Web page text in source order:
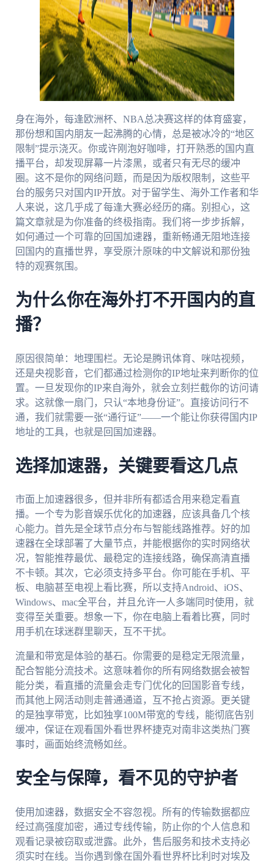
身在海外，每逢欧洲杯、NBA总决赛这样的体育盛宴，
那份想和国内朋友一起沸腾的心情，总是被冰冷的“地区
限制”提示浇灭。你或许刚泡好咖啡，打开熟悉的国内直
播平台，却发现屏幕一片漆黑，或者只有无尽的缓冲
圈。这不是你的网络问题，而是因为版权限制，这些平
台的服务只对国内IP开放。对于留学生、海外工作者和华
人来说，这几乎成了每逢大赛必经历的痛。别担心，这
篇文章就是为你准备的终极指南。我们将一步步拆解，
如何通过一个可靠的回国加速器，重新畅通无阻地连接
回国内的直播世界，享受原汁原味的中文解说和那份独
特的观赛氛围。
为什么你在海外打不开国内的直
播？
原因很简单：地理围栏。无论是腾讯体育、咪咕视频，
还是央视影音，它们都通过检测你的IP地址来判断你的位
置。一旦发现你的IP来自海外，就会立刻拦截你的访问请
求。这就像一扇门，只认“本地身份证”。直接访问行不
通，我们就需要一张“通行证”——一个能让你获得国内IP
地址的工具，也就是回国加速器。
选择加速器，关键要看这几点
市面上加速器很多，但并非所有都适合用来稳定看直
播。一个专为影音娱乐优化的加速器，应该具备几个核
心能力。首先是全球节点分布与智能线路推荐。好的加
速器在全球部署了大量节点，并能根据你的实时网络状
况，智能推荐最优、最稳定的连接线路，确保高清直播
不卡顿。其次，它必须支持多平台。你可能在手机、平
板、电脑甚至电视上看比赛，所以支持Android、iOS、
Windows、mac全平台，并且允许一人多端同时使用，就
变得至关重要。想象一下，你在电脑上看着比赛，同时
用手机在球迷群里聊天，互不干扰。
流量和带宽是体验的基石。你需要的是稳定无限流量，
配合智能分流技术。这意味着你的所有网络数据会被智
能分类，看直播的流量会走专门优化的回国影音专线，
而其他上网活动则走普通通道，互不抢占资源。更关键
的是独享带宽，比如独享100M带宽的专线，能彻底告别
缓冲，保证在观看国外看世界杯捷克对南非这类热门赛
事时，画面始终流畅如丝。
安全与保障，看不见的守护者
使用加速器，数据安全不容忽视。所有的传输数据都应
经过高强度加密，通过专线传输，防止你的个人信息和
观看记录被窃取或泄露。此外，售后服务和技术支持必
须实时在线。当你遇到像在国外看世界杯比利时对埃及